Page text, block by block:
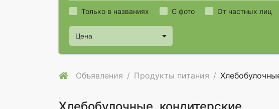
Только в названиях
Цена
С фото От частных лиц
Объявления Продукты питания